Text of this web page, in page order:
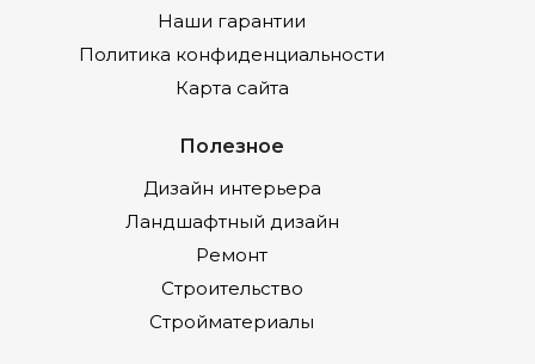
Наши гарантии
Политика конфиденциальности
Карта сайта
Полезное
Дизайн интерьера
Ландшафтный дизайн
Ремонт
Строительство
Стройматериалы